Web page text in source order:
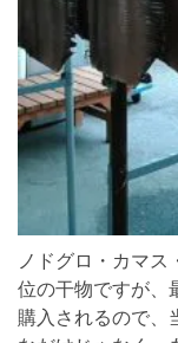
ノドグロ・カマ
位の干物ですが、
購入されるので、